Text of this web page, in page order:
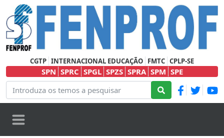
CGTP INTERNACIONAL EDUCAÇÃO FMTC CPLP-SE
SPN SPRC SPGL SPZS SPRA SPM SPE